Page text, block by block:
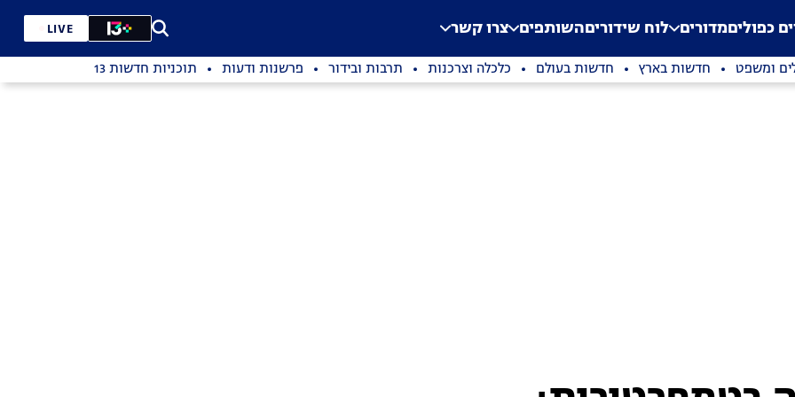
Application error: a
. כפוליםמדורים לוח שידוריםהשותפים צרו קשר LIVE
ומשפט חדשות בארץ חדשות בעולם כלכלה וצרכנות תרבות ובידור פרשנות ודעות תוכניות חדשות 13